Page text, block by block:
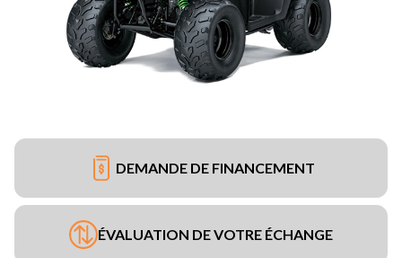
DEMANDE DE FINANCEMENT
ÉVALUATION DE VOTRE ÉCHANGE